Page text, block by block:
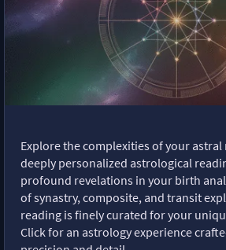
Explore the complexities of your
deeply personalized astrological
profound revelations in your birth
of synastry, composite, and transit
reading is finely curated for your
Click for an astrology experience